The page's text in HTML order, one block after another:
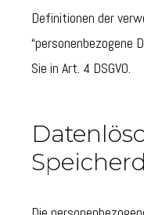
Definitionen der
“personenbezogene
Sie in Art. 4 DSGVO.